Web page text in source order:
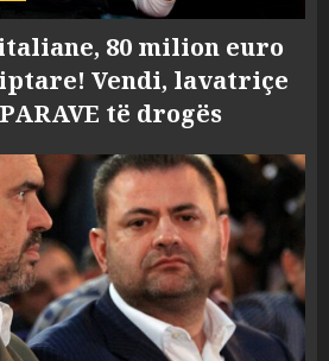
80 milion euro
Vendi, lavatriçe
të drogës